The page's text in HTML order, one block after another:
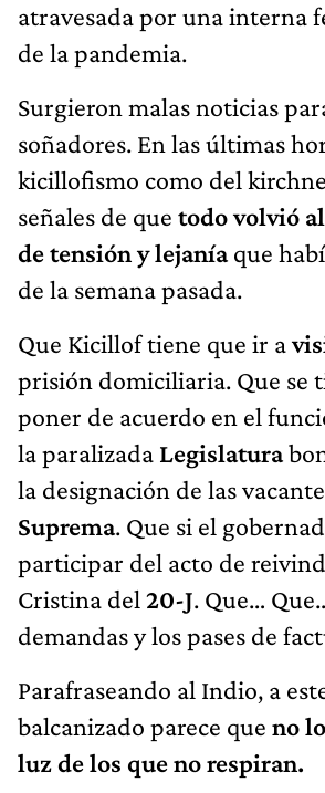
atravesada por una interna
de la pandemia.
Surgieron malas noticias
soñadores. En las últimas
kicillofismo como del
señales de que todo volvió
de tensión y lejaníaque
de la semana pasada.
Que Kicillof tiene que ir a
prisión domiciliaria. Que se
poner de acuerdo en el
la paralizada Legislatura
la designación de las
Suprema. Que si el
participar del acto de
Cristina del 20-J. Que…
demandas y los pases de
Parafraseando al Indio, a
balcanizado parece que no
luz de los que no respiran.